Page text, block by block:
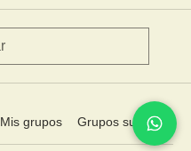
Mis grupos Grupos sugeridos